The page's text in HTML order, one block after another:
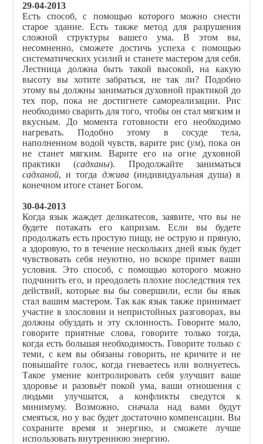
29-04-2013
Есть способ, с помощью которого можно снести
старое здание. Есть также метод для разрушения
сложной структуры вашего ума. В этом вы,
несомненно, сможете достичь успеха с помощью
систематических усилий и станете мастером для себя.
Лестница должна быть такой высокой, на какую
высоту вы хотите забраться, не так ли? Подобно
этому вы должны заниматься духовной практикой до
тех пор, пока не достигнете самореализации. Рис
необходимо сварить для того, чтобы он стал мягким и
вкусным. До момента готовности его необходимо
нагревать. Подобно этому в сосуде тела,
наполненном водой чувств, варите рис (ум), пока он
не станет мягким. Варите его на огне духовной
практики (садханы). Продолжайте заниматься
садханой, и тогда джива(индивидуальная душа) в
конечном итоге станет Богом.
30-04-2013
Когда язык жаждет деликатесов, заявите, что вы не
будете потакать его капризам. Если вы будете
продолжать есть простую пищу, не острую и пряную,
а здоровую, то в течение нескольких дней язык будет
чувствовать себя неуютно, но вскоре примет ваши
условия. Это способ, с помощью которого можно
подчинить его, и преодолеть плохие последствия тех
действий, которые вы бы совершили, если бы язык
стал вашим мастером. Так как язык также принимает
участие в злословии и непристойных разговорах, вы
должны обуздать и эту склонность. Говорите мало,
говорите приятные слова, говорите только тогда,
когда есть большая необходимость. Говорите только с
теми, с кем вы обязаны говорить, не кричите и не
повышайте голос, когда гневаетесь или волнуетесь.
Такое умение контролировать себя улучшит ваше
здоровье и разовьёт покой ума, ваши отношения с
людьми улучшатся, а конфликты сведутся к
минимуму. Возможно, сначала над вами будут
смеяться, но у вас будет достаточно компенсации. Вы
сохраните время и энергию, и сможете лучше
использовать внутреннюю энергию.